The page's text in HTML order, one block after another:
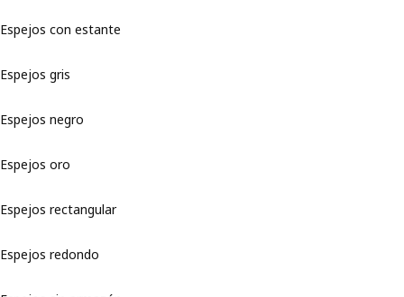
Espejos con estante
Espejos gris
Espejos negro
Espejos oro
Espejos rectangular
Espejos redondo